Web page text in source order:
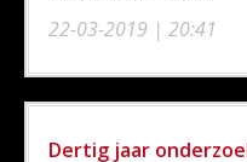
22-03-2019 | 20:41
Dertig jaar